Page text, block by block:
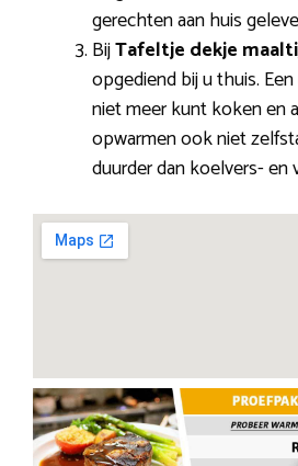
gerechten aan huis
BijTafeltje dekje
opgediend bij u thuis.
niet meer kunt koken en
opwarmen ook niet
duurder dan koelvers- en